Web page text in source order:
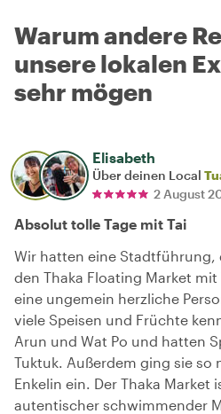
Warum andere
unsere lokalen
sehr mögen
Elisabeth
Über deinen Local
2 August
Absolut tolle Tage mit Tai
Wir hatten eine Stadtführung,
den Thaka Floating Market mit
eine ungemein herzliche
viele Speisen und Früchte
Arun und Wat Po und hatten
Tuktuk. Außerdem ging sie so
Enkelin ein. Der Thaka Market
autentischer schwimmender